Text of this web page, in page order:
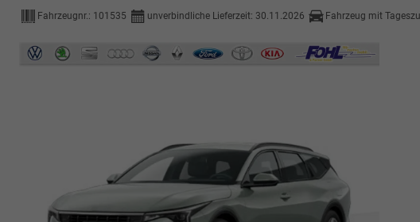
Fahrzeugnr.: 101535 unverbindliche Lieferzeit: 30.11.2026 Fahrzeug mit